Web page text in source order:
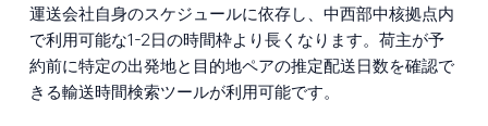
運送会社自身のスケジュールに依存し、中西部中核拠点内
で利用可能な1-2日の時間枠より長くなります。荷主が予
約前に特定の出発地と目的地ペアの推定配送日数を確認で
きる輸送時間検索ツールが利用可能です。